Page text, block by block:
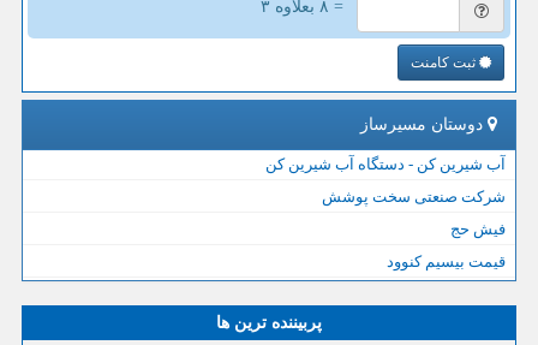
= ۸ بعلاوه ۳
ثبت کامنت
دوستان مسیرساز
آب شیرین کن - دستگاه آب شیرین کن
شرکت صنعتی سخت پوشش
فیش حج
قیمت بیسیم کنوود
پربیننده ترین ها